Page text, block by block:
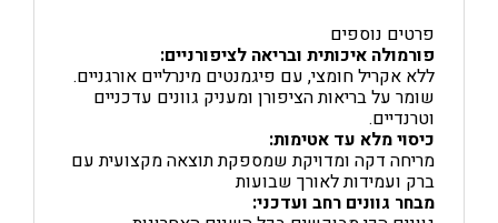
פרטים נוספים
פורמולה איכותית ובריאה לציפורניים:
ללא אקריל חומצי, עם פיגמנטים מינרליים אורגניים.
שומר על בריאות הציפורן ומעניק גוונים עדכניים
וטרנדיים.
כיסוי מלא עד אטימות:
מריחה דקה ומדויקת שמספקת תוצאה מקצועית עם
ברק ועמידות לאורך שבועות
מבחר גוונים רחב ועדכני: